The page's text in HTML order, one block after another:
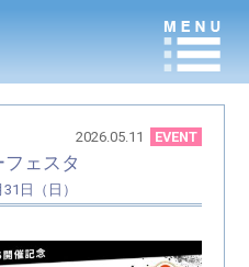
EVENT
2026.05.11
フェスタ
日（日）